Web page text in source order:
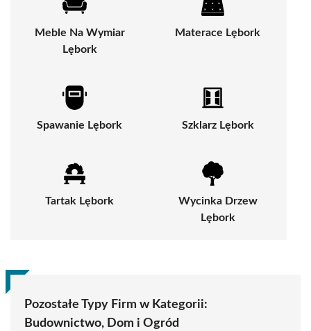
Meble Na Wymiar
Lębork
Materace Lębork
Spawanie Lębork Szklarz Lębork
Tartak Lębork
Wycinka Drzew
Lębork
Pozostałe Typy Firm w Kategorii:
Budownictwo, Dom i Ogród